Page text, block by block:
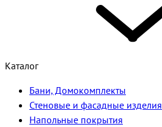
Каталог
Бани, Домокомплекты
Стеновые и фасадные изделия
Напольные покрытия